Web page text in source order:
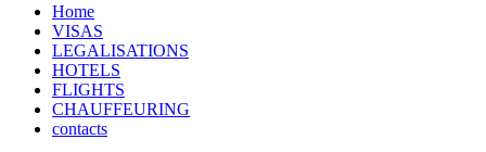
Home
VISAS
LEGALISATIONS
HOTELS
FLIGHTS
CHAUFFEURING
contacts